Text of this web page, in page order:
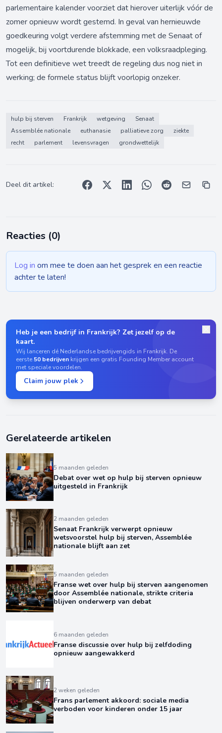
parlementaire kalender voorziet dat hierover uiterlijk vóór de
zomer opnieuw wordt gestemd. In geval van hernieuwde
goedkeuring volgt verdere afstemming met de Senaat of
mogelijk, bij voortdurende blokkade, een volksraadpleging.
Tot een definitieve wet treedt de regeling dus nog niet in
werking; de formele status blijft voorlopig onzeker.
hulp bij sterven Frankrijk wetgeving
Senaat
Assemblée nationale
euthanasie palliatieve zorg
ziekte
recht
parlement levensvragen grondwettelijk
Deel dit artikel:
Reacties (0)
Log in om mee te doen aan het gesprek en een reactie
achter te laten!
Heb je een bedrijf in Frankrijk? Zet jezelf op de
kaart.
Wij lanceren dé Nederlandse bedrijvengids in Frankrijk. De
eerste50 bedrijven krijgen een gratis Founding Member account
met speciale voordelen.
Claim jouw plek
Gerelateerde artikelen
5 maanden geleden
Debat over wet op hulp bij sterven opnieuw
uitgesteld in Frankrijk
2 maanden geleden
Senaat Frankrijk verwerpt opnieuw
wetsvoorstel hulp bij sterven, Assemblée
nationale blijft aan zet
5 maanden geleden
Franse wet over hulp bij sterven aangenomen
door Assemblée nationale, strikte criteria
blijven onderwerp van debat
6 maanden geleden
Franse discussie over hulp bij zelfdoding
opnieuw aangewakkerd
2 weken geleden
Frans parlement akkoord: sociale media
verboden voor kinderen onder 15 jaar